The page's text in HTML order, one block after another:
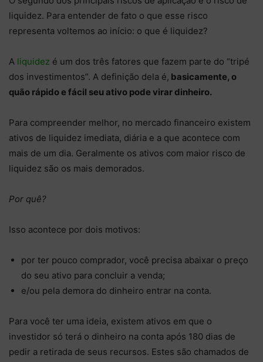
liquidez. Para entender de fato o que esse risco
representa voltemos ao início: o que é liquidez?
A liquidez é um dos três fatores que fazem parte do “tripé
dos investimentos”. A definição dela é, basicamente, o
quão rápido e fácil seu ativo pode virar dinheiro.
Para compreender melhor, no mercado financeiro existem
ativos de liquidez imediata, diária e a que acontece com
mais de um dia. Geralmente os ativos com maior risco de
liquidez são os mais demorados.
Por quê?
Isso acontece por dois motivos:
por ter pouco comprador, você precisa abaixar o preço
do seu ativo para concluir a venda;
e/ou pela demora do dinheiro entrar na conta.
Para você ter uma ideia, existem ativos em que o
investidor só terá o dinheiro na conta após 180 dias de
pedir a retirada de seus recursos. Estes são chamados de